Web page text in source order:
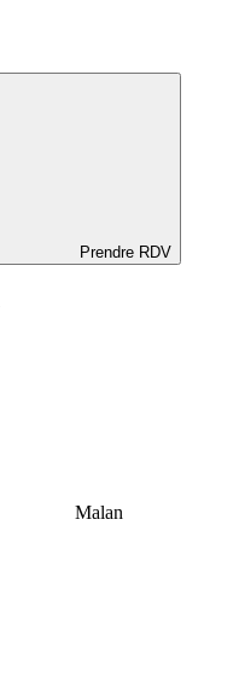
Prendre RDV
Malan